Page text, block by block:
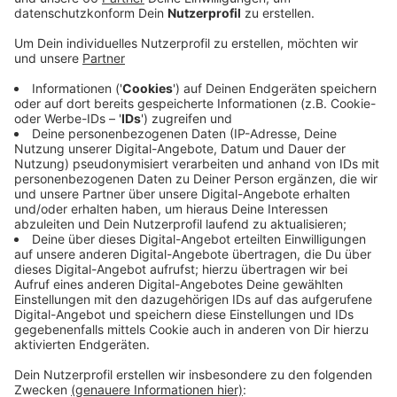
Anzeige
Ein 18-Jähriger sollen mit Freunden im Rhein gewesen
sein, als er plötzlich von der Strömung mitgerissen
wurde. Freunde und Anwesende haben vergeblich
versucht, den jungen Mann wieder aus dem Wasser zu
ziehen. Feuerwehr und Polizei hatten anschließend mit
einem Großaufgebot mit Hubschrauber und Tauchern
nach dem 18-Jährigen gesucht. Nach etwa vier
Stunden musste die Suche dann eingestellt werden,
der junge Mann bleibt unauffindbar.
Weitere Infos und Links zu diesem Thema:
Hier warnen Stadt und Feuerwehr vor den